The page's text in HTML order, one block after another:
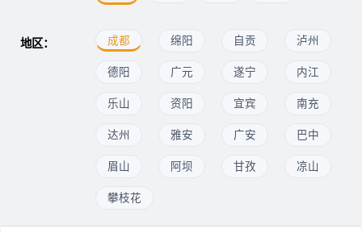
地区： 成都 绵阳 自贡 泸州
德阳 广元 遂宁 内江
乐山 资阳 宜宾 南充
达州 雅安 广安 巴中
眉山 阿坝 甘孜 凉山
攀枝花